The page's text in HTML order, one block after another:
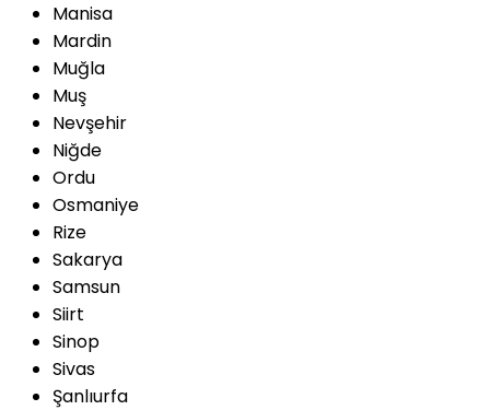
Manisa
Mardin
Muğla
Muş
Nevşehir
Niğde
Ordu
Osmaniye
Rize
Sakarya
Samsun
Siirt
Sinop
Sivas
Şanlıurfa